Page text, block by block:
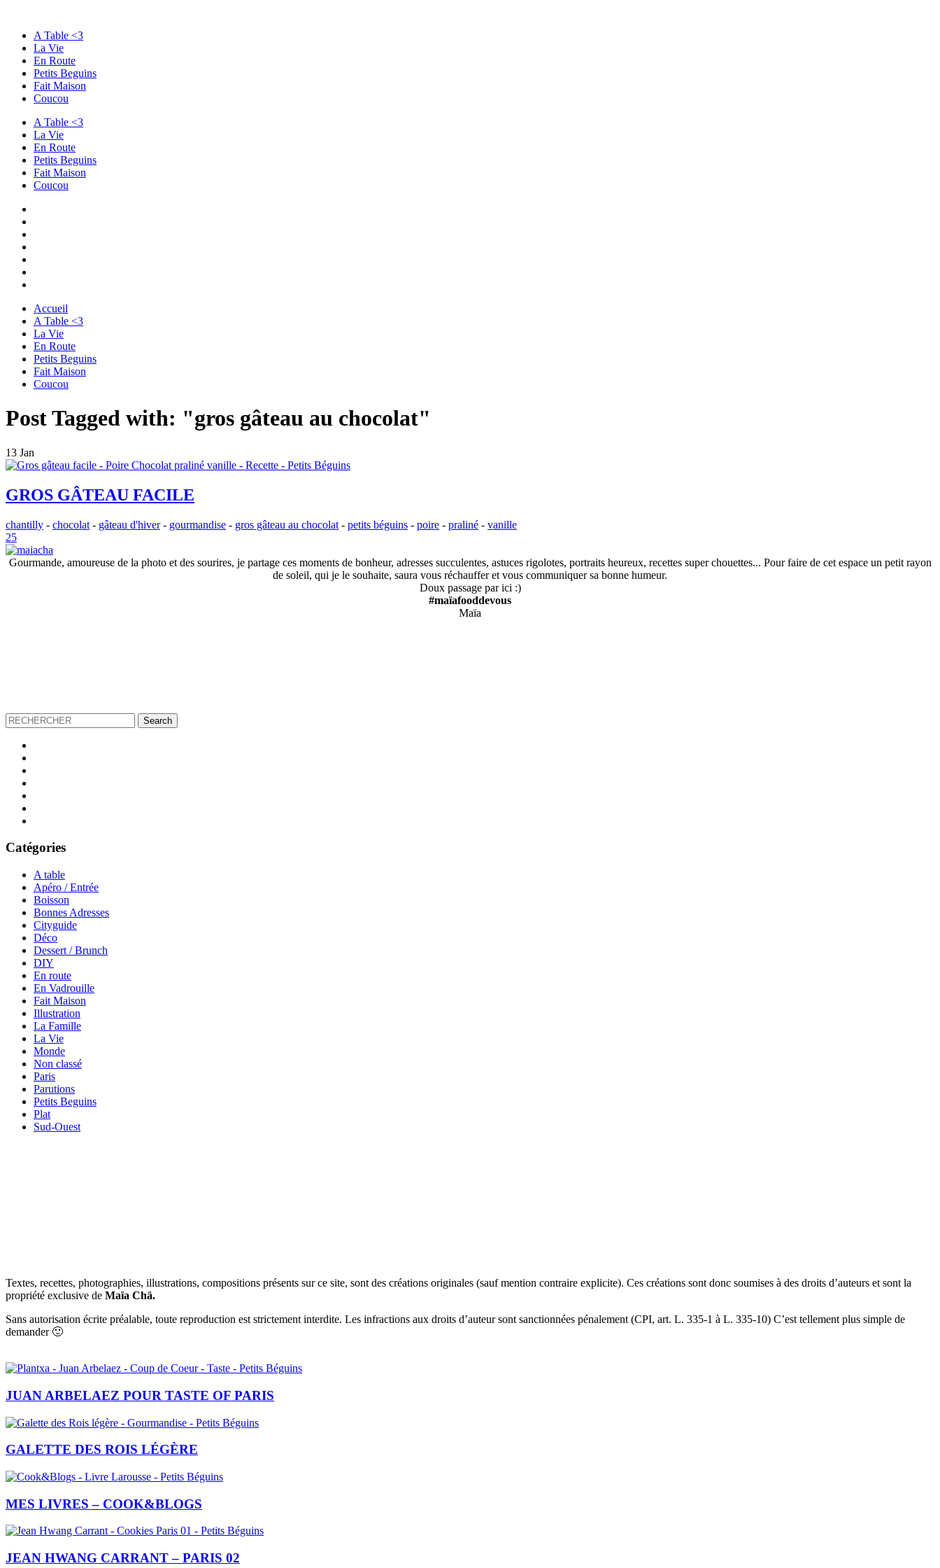
A Table <3
La Vie
En Route
Petits Beguins
Fait Maison
Coucou
A Table <3
La Vie
En Route
Petits Beguins
Fait Maison
Coucou
Accueil
A Table <3
La Vie
En Route
Petits Beguins
Fait Maison
Coucou
Post Tagged with: "gros gâteau au chocolat"
13 Jan
GROS GÂTEAU FACILE
chantilly - chocolat - gâteau d'hiver- gourmandise - gros gâteau au chocolat - petits béguins - poire - praliné - vanille
25
Gourmande, amoureuse de la photo et des sourires, je partage ces moments de bonheur, adresses succulentes, astuces rigolotes, portraits heureux, recettes super chouettes... Pour faire de cet espace un petit rayon
de soleil, qui je le souhaite, saura vous réchauffer et vous communiquer sa bonne humeur.
Doux passage par ici :)
#maïafooddevous
Maïa
Catégories
A table
Apéro / Entrée
Boisson
Bonnes Adresses
Cityguide
Déco
Dessert / Brunch
DIY
En route
En Vadrouille
Fait Maison
Illustration
La Famille
La Vie
Monde
Non classé
Paris
Parutions
Petits Beguins
Plat
Sud-Ouest
Textes, recettes, photographies, illustrations, compositions présents sur ce site, sont des créations originales (sauf mention contraire explicite). Ces créations sont donc soumises à des droits d’auteurs et sont la
propriété exclusive de Maïa Chä.
Sans autorisation écrite préalable, toute reproduction est strictement interdite. Les infractions aux droits d’auteur sont sanctionnées pénalement (CPI, art. L. 335-1 à L. 335-10) C’est tellement plus simple de
demander 🙂
JUAN ARBELAEZ POUR TASTE OF PARIS
GALETTE DES ROIS LÉGÈRE
MES LIVRES – COOK&BLOGS
JEAN HWANG CARRANT – PARIS 02